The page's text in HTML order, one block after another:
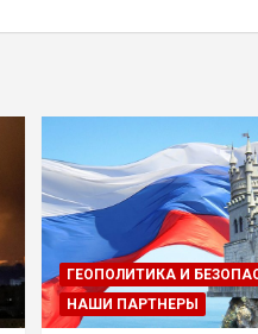
ГЕОПОЛИТИКА И
НАШИ ПАРТНЕРЫ